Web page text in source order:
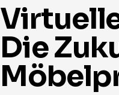
Die